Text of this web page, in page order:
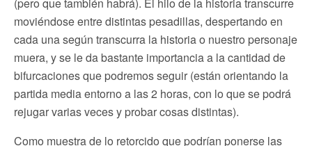
moviéndose entre distintas pesadillas, despertando en
cada una según transcurra la historia o nuestro personaje
muera, y se le da bastante importancia a la cantidad de
bifurcaciones que podremos seguir (están orientando la
partida media entorno a las 2 horas, con lo que se podrá
rejugar varias veces y probar cosas distintas).
Como muestra de lo retorcido que podrían ponerse las